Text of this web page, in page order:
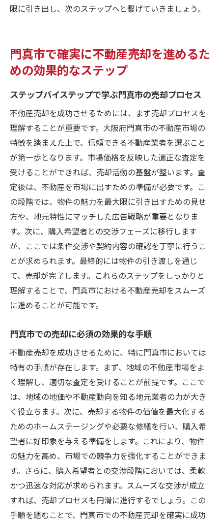
限に引き出し、次のステップへと繋げていきましょう。
門真市で確実に不動産売却を進めるた
めの効果的なステップ
ステップバイステップで学ぶ門真市の売却プロセス
不動産売却を成功させるためには、まず売却プロセスを
理解することが重要です。大阪府門真市の不動産市場の
特徴を踏まえた上で、信頼できる不動産業者を選ぶこと
が第一歩となります。市場価格を反映した適正な査定を
受けることができれば、売却活動の基盤が整います。査
定後は、不動産を市場に出すための準備が必要です。こ
の段階では、物件の魅力を最大限に引き出すための見せ
方や、地元特性にマッチした広告戦略が重要となりま
す。次に、購入希望者との交渉フェーズに移行します
が、ここでは条件交渉や契約内容の確認を丁寧に行うこ
とが求められます。最終的には物件の引き渡しを通じ
て、売却が完了します。これらのステップをしっかりと
理解することで、門真市における不動産売却をスムーズ
に進めることが可能です。
門真市での売却に必須の効果的な手順
不動産売却を成功させるために、特に門真市においては
特有の手順が存在します。まず、地域の不動産市場をよ
く理解し、適切な査定を受けることが前提です。ここで
は、地域の地価や不動産動向を知る地元業者の力が大き
く役立ちます。次に、売却する物件の価値を最大化する
ためのホームステージングや必要な修繕を行い、購入希
望者に好印象を与える準備をします。これにより、物件
の魅力を高め、市場での競争力を強化することができま
す。さらに、購入希望者との交渉段階においては、柔軟
かつ迅速な対応が求められます。スムーズな交渉が成立
すれば、売却プロセスも円滑に進行するでしょう。この
手順を踏むことで、門真市での不動産売却を確実に成功